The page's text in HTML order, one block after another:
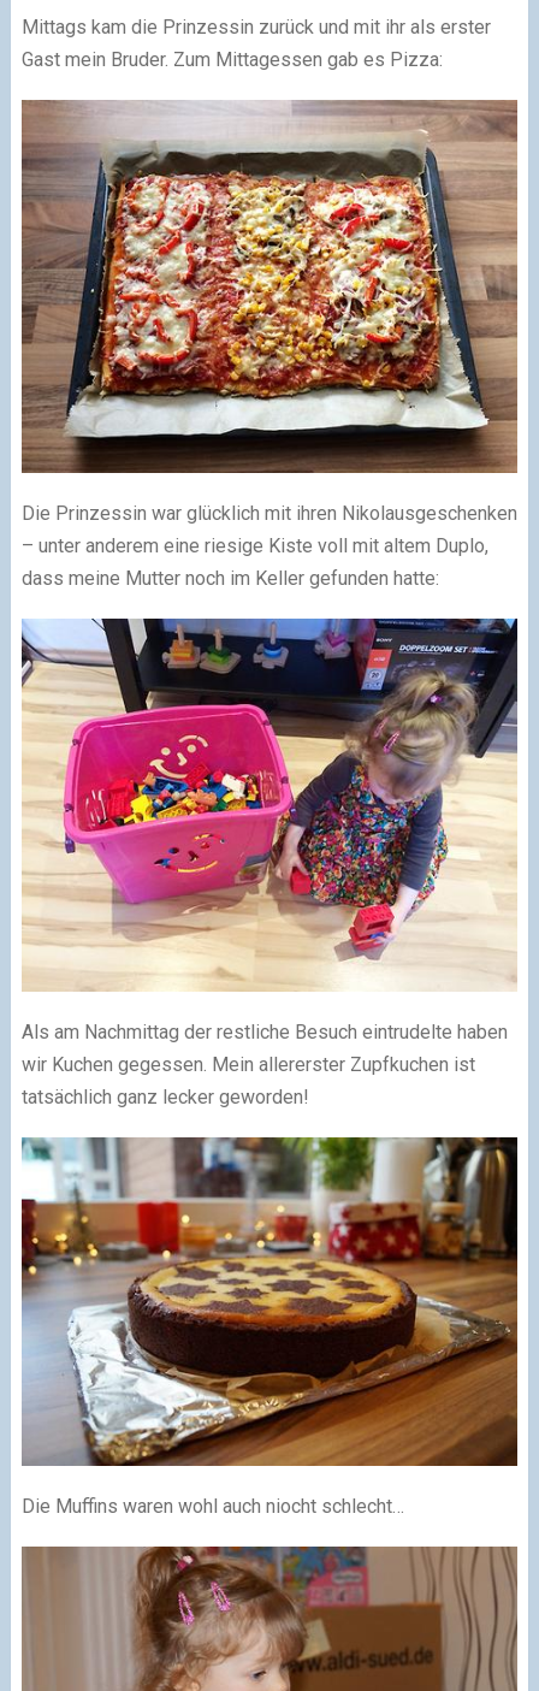
Mittags kam die Prinzessin zurück und mit ihr als erster
Gast mein Bruder. Zum Mittagessen gab es Pizza:
Die Prinzessin war glücklich mit ihren Nikolausgeschenken
– unter anderem eine riesige Kiste voll mit altem Duplo,
dass meine Mutter noch im Keller gefunden hatte:
Als am Nachmittag der restliche Besuch eintrudelte haben
wir Kuchen gegessen. Mein allererster Zupfkuchen ist
tatsächlich ganz lecker geworden!
Die Muffins waren wohl auch niocht schlecht…